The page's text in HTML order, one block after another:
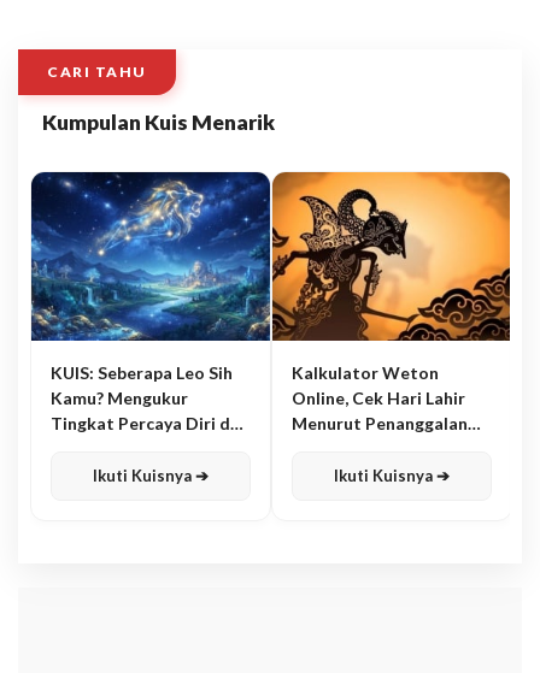
CARI TAHU
Kumpulan Kuis Menarik
KUIS: Seberapa Leo Sih
Kamu? Mengukur
Tingkat Percaya Diri dan
Ikuti Kuisnya ➔
Kalkulator Weton
Online, Cek Hari Lahir
Menurut Penanggalan
Ikuti Kuisnya ➔